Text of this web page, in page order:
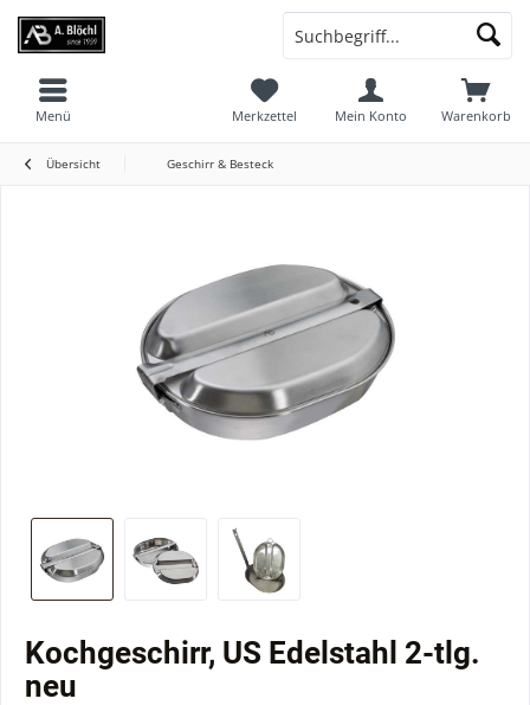
Warenkorb
Merkzettel Mein Konto
Menü
Übersicht Geschirr & Besteck
Kochgeschirr, US Edelstahl 2-tlg.
neu